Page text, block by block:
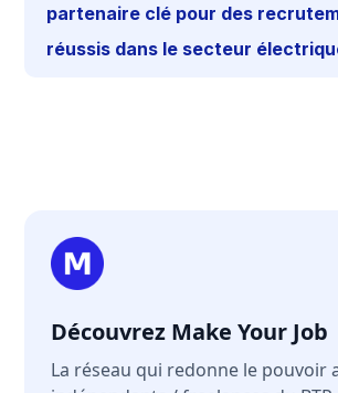
partenaire clé pour des
réussis dans le secteur
Découvrez Make Your Job
La réseau qui redonne le pouvoir